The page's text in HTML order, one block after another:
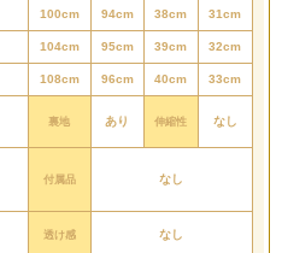
100cm 94cm 38cm 31cm
104cm 95cm 39cm 32cm
108cm 96cm 40cm 33cm
裏地 あり 伸縮性 なし
付属品 なし
透け感 なし